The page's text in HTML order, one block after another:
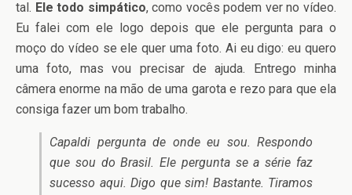
tal. Ele todo simpático, como vocês podem ver no vídeo.
Eu falei com ele logo depois que ele pergunta para o
moço do vídeo se ele quer uma foto. Ai eu digo: eu quero
uma foto, mas vou precisar de ajuda. Entrego minha
câmera enorme na mão de uma garota e rezo para que ela
consiga fazer um bom trabalho.
Capaldi pergunta de onde eu sou. Respondo
que sou do Brasil. Ele pergunta se a série faz
sucesso aqui. Digo que sim! Bastante. Tiramos